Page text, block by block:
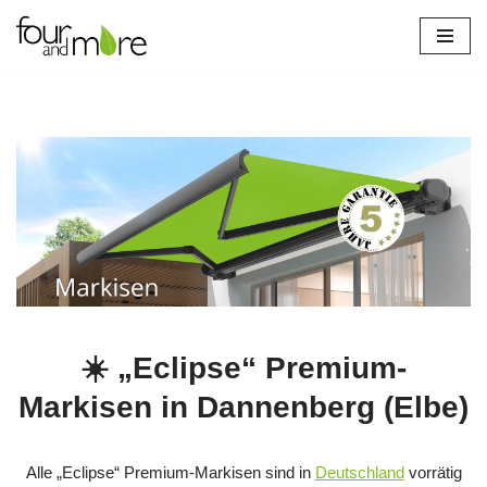
Zum
☀️ „Eclipse“ Premium-
Markisen in Dannenberg (Elbe)
Alle „Eclipse“ Premium-Markisen sind in Deutschlandvorrätig